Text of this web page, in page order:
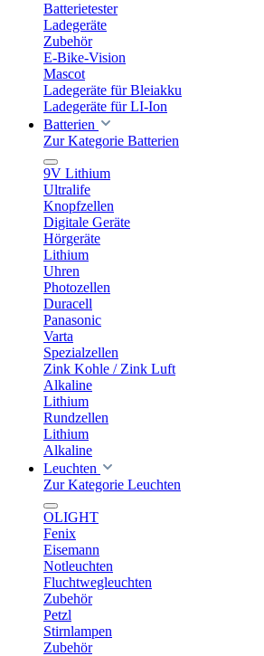
Batterietester
Ladegeräte
Zubehör
E-Bike-Vision
Mascot
Ladegeräte für Bleiakku
Ladegeräte für LI-Ion
Batterien
Zur Kategorie Batterien
9V Lithium
Ultralife
Knopfzellen
Digitale Geräte
Hörgeräte
Lithium
Uhren
Photozellen
Duracell
Panasonic
Varta
Spezialzellen
Zink Kohle / Zink Luft
Alkaline
Lithium
Rundzellen
Lithium
Alkaline
Leuchten
Zur Kategorie Leuchten
OLIGHT
Fenix
Eisemann
Notleuchten
Fluchtwegleuchten
Zubehör
Petzl
Stirnlampen
Zubehör